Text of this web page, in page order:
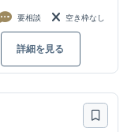
要相談 空き枠なし
詳細を見る